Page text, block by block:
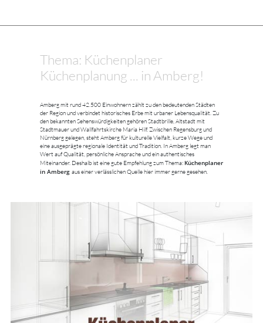
Thema: Küchenplaner
Küchenplanung ... in Amberg!
Amberg mit rund 42.500 Einwohnern zählt zu den bedeutenden Städten
der Region und verbindet historisches Erbe mit urbaner Lebensqualität. Zu
den bekannten Sehenswürdigkeiten gehören Stadtbrille, Altstadt mit
Stadtmauer und Wallfahrtskirche Maria Hilf. Zwischen Regensburg und
Nürnberg gelegen, steht Amberg für kulturelle Vielfalt, kurze Wege und
eine ausgeprägte regionale Identität und Tradition. In Amberg legt man
Wert auf Qualität, persönliche Ansprache und ein authentisches
Miteinander. Deshalb ist eine gute Empfehlung zum Thema: Küchenplaner
in Amberg aus einer verlässlichen Quelle hier immer gerne gesehen.